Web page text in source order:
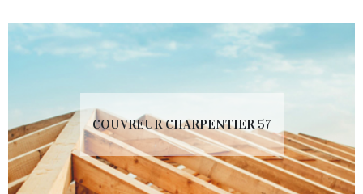
COUVREUR CHARPENTIER 57